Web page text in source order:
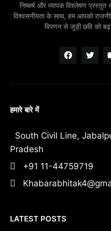
निष्कर्ष और व्यापक विश्लेषण प्रस्तुत
विश्वसनीयता के साथ, हम आपको
विपणन से जुड़ी छवि को
हमारे बारे में
South Civil Line,
Pradesh
+91 11-44759719
LATEST POSTS